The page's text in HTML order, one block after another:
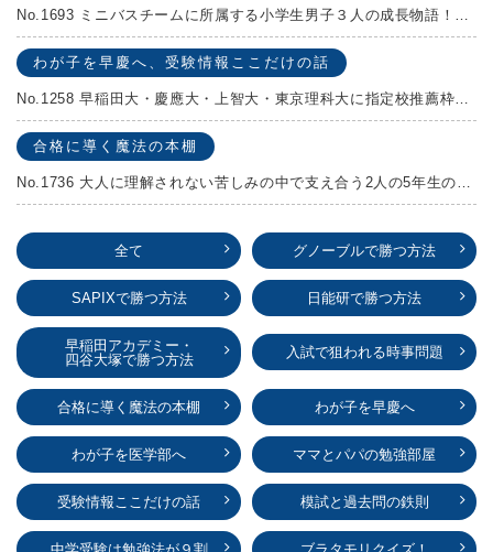
わが子を早慶へ、受験情報ここだけの話
合格に導く魔法の本棚
全て グノーブルで勝つ方法
SAPIXで勝つ方法 日能研で勝つ方法
早稲田アカデミー・
四谷大塚で勝つ方法
入試で狙われる時事問題
合格に導く魔法の本棚 わが子を早慶へ
わが子を医学部へ ママとパパの勉強部屋
受験情報ここだけの話 模試と過去問の鉄則
中学受験は勉強法が９割 ブラタモリクイズ！